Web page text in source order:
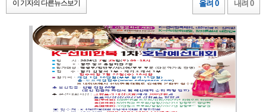
이 기자의 다른뉴스보기 올려 0 내려 0